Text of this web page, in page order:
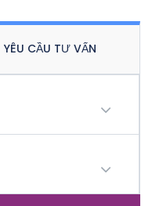
YÊU CẦU TƯ VẤN